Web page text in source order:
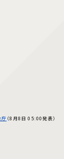
庁 （8月8日 05:00発表）